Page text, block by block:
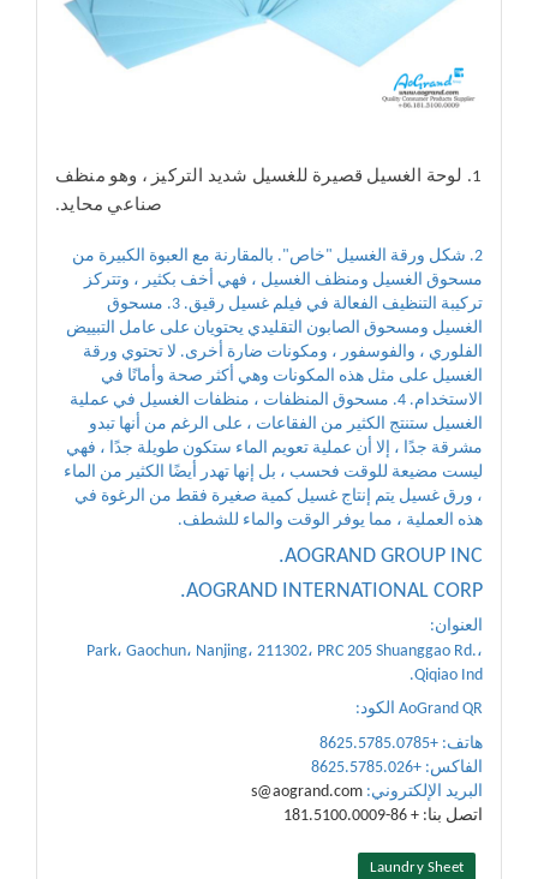
1. لوحة الغسيل قصيرة للغسيل شديد التركيز ، وهو منظف
صناعي محايد.
2. شكل ورقة الغسيل "خاص". بالمقارنة مع العبوة الكبيرة من
مسحوق الغسيل ومنظف الغسيل ، فهي أخف بكثير ، وتتركز
تركيبة التنظيف الفعالة في فيلم غسيل رقيق. 3. مسحوق
الغسيل ومسحوق الصابون التقليدي يحتويان على عامل التبييض
الفلوري ، والفوسفور ، ومكونات ضارة أخرى. لا تحتوي ورقة
الغسيل على مثل هذه المكونات وهي أكثر صحة وأمانًا في
الاستخدام. 4. مسحوق المنظفات ، منظفات الغسيل في عملية
الغسيل ستنتج الكثير من الفقاعات ، على الرغم من أنها تبدو
مشرقة جدًا ، إلا أن عملية تعويم الماء ستكون طويلة جدًا ، فهي
ليست مضيعة للوقت فحسب ، بل إنها تهدر أيضًا الكثير من الماء
، ورق غسيل يتم إنتاج غسيل كمية صغيرة فقط من الرغوة في
هذه العملية ، مما يوفر الوقت والماء للشطف.
AOGRAND GROUP INC.
AOGRAND INTERNATIONAL CORP.
العنوان:
Park، Gaochun، Nanjing، 211302، PRC 205 Shuanggao Rd.،
Qiqiao Ind.
AoGrand QR الكود:
هاتف: +8625.5785.0785
الفاكس: +8625.5785.026
البريد الإلكتروني: s@aogrand.com
اتصل بنا: + 86-181.5100.0009
Laundry Sheet